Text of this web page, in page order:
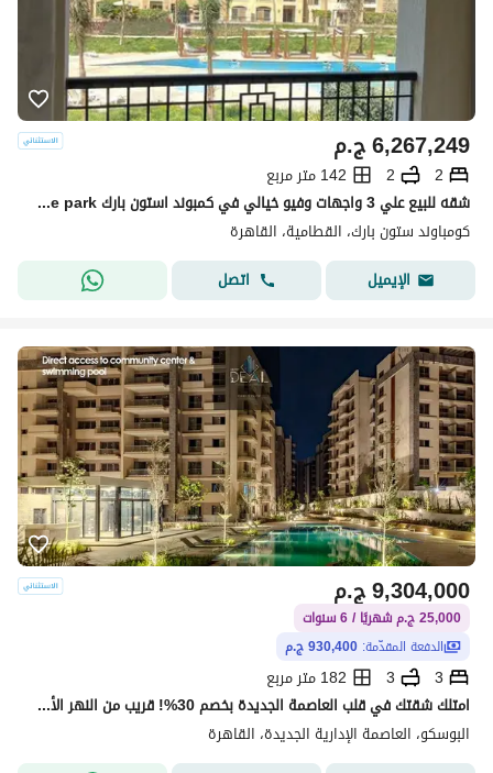
ج.م6,267,249
2
2
142 متر مربع
شقه للبيع علي 3 واجهات وفيو خيالي في كمبوند استون بارك stone park في التجمع الخامس
كومباوند ستون بارك، القطامية، القاهرة
الإيميل
اتصل
ج.م9,304,000
25,000 ج.م شهريًا / 6 سنوات
الدفعة المقدّمة: 930,400 ج.م
3
3
182 متر مربع
امتلك شقتك في قلب العاصمة الجديدة بخصم 30%! قريب من النهر الأخضر ومحور محمد بن زايد والحي الدبلوماسي، وسط لوكيشن راقي وحياة متكاملة!
البوسكو، العاصمة الإدارية الجديدة، القاهرة